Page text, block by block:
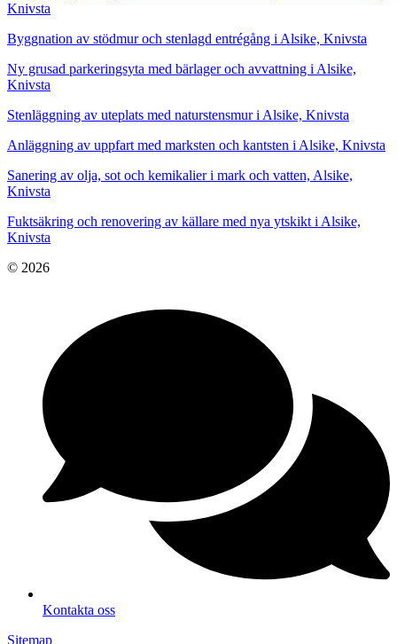
Knivsta
Byggnation av stödmur och stenlagd entrégång i Alsike, Knivsta
Ny grusad parkeringsyta med bärlager och avvattning i Alsike,
Knivsta
Stenläggning av uteplats med naturstensmur i Alsike, Knivsta
Anläggning av uppfart med marksten och kantsten i Alsike, Knivsta
Sanering av olja, sot och kemikalier i mark och vatten, Alsike,
Knivsta
Fuktsäkring och renovering av källare med nya ytskikt i Alsike,
Knivsta
© 2026
Kontakta oss
Sitemap